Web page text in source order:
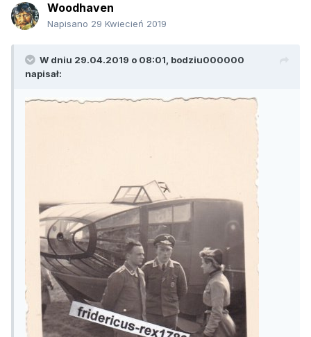
Woodhaven
Napisano 29 Kwiecień 2019
W dniu 29.04.2019 o 08:01, bodziu000000
napisał: